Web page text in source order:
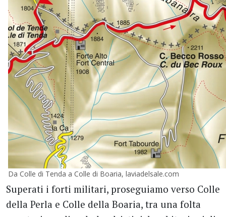
Da Colle di Tenda a Colle di Boaria, laviadelsale.com
Superati i forti militari, proseguiamo verso Colle
della Perla e Colle della Boaria, tra una folta